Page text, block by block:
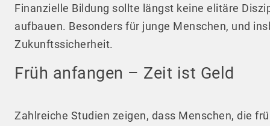
Finanzielle Bildung sollte längst keine elitäre
aufbauen. Besonders für junge Menschen, und
Zukunftssicherheit.
Früh anfangen – Zeit ist Geld
Zahlreiche Studien zeigen, dass Menschen, die